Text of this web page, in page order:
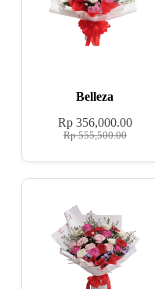
Belleza
Rp555,500.00
Rp356,000.00